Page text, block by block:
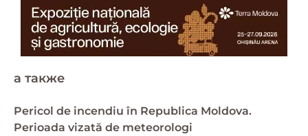
a также
Pericol de incendiu în Republica Moldova.
Perioada vizată de meteorologi